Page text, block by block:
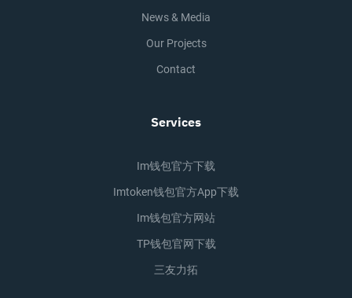
News & Media
Our Projects
Contact
Services
Im钱包官方下载
Imtoken钱包官方app下载
Im钱包官方网站
TP钱包官网下载
三友力拓